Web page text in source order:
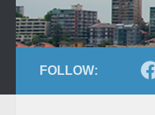
FOLLOW: